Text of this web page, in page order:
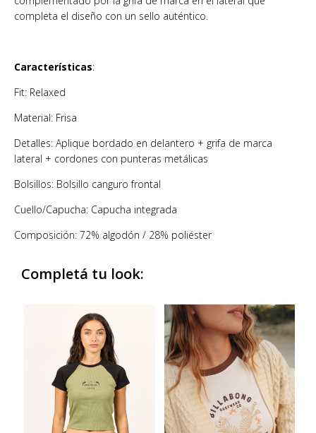
completa el diseño con un sello auténtico.
Características:
Fit: Relaxed
Material: Frisa
Detalles: Aplique bordado en delantero + grifa de marca
lateral + cordones con punteras metálicas
Bolsillos: Bolsillo canguro frontal
Cuello/Capucha: Capucha integrada
Composición: 72% algodón / 28% poliéster
Completá tu look: